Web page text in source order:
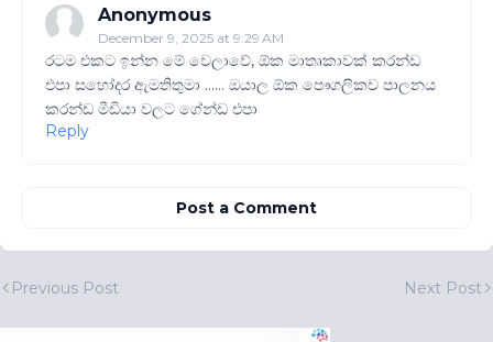
Anonymous
December 9, 2025 at 9:29 AM
රටම එකට ඉන්න මේ වෙලාවේ, ඕක මාතෘකාවක් කරන්ඩ
එපා සහෝදර ඇමතිතුමා ...... ඔයාල ඕක පෞගලිකව පාලනය
කරන්ඩ මීඩියා වලට ගේන්ඩ එපා
Reply
Post a Comment
Previous Post Next Post